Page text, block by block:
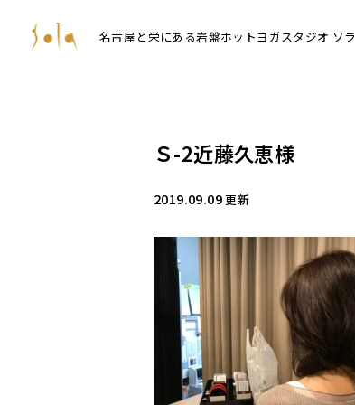
名古屋と栄にある岩盤ホットヨガスタジオ ソラ
Ｓ-2近藤久恵様
2019.09.09更新